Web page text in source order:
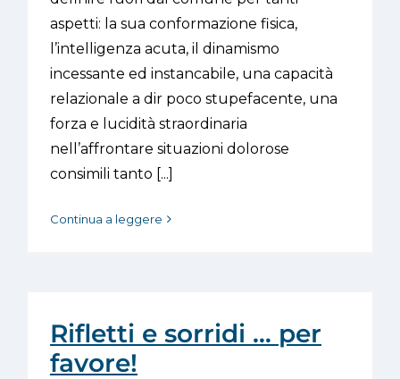
aspetti: la sua conformazione fisica,
l’intelligenza acuta, il dinamismo
incessante ed instancabile, una capacità
relazionale a dir poco stupefacente, una
forza e lucidità straordinaria
nell’affrontare situazioni dolorose
consimili tanto [...]
Continua a leggere
Rifletti e sorridi … per
favore!